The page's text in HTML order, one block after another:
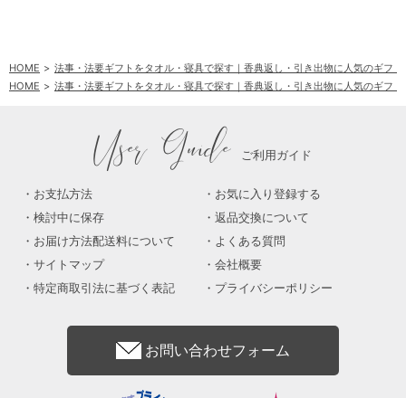
HOME
法事・法要ギフトをタオル・寝具で探す｜香典返し・引き出物に人気のギフト
HOME
法事・法要ギフトをタオル・寝具で探す｜香典返し・引き出物に人気のギフト
User Guide ご利用ガイド
お支払方法
お気に入り登録する
検討中に保存
返品交換について
お届け方法配送料について
よくある質問
サイトマップ
会社概要
特定商取引法に基づく表記
プライバシーポリシー
お問い合わせフォーム